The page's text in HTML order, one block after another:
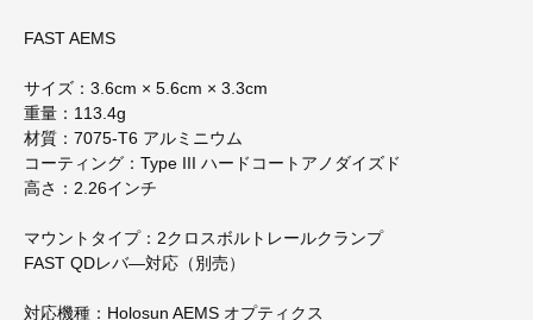
FAST AEMS
サイズ：3.6cm × 5.6cm × 3.3cm
重量：113.4g
材質：7075-T6 アルミニウム
コーティング：Type III ハードコートアノダイズド
高さ：2.26インチ
マウントタイプ：2クロスボルトレールクランプ
FAST QDレバ―対応（別売）
対応機種：Holosun AEMS オプティクス